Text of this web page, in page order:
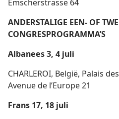
Emscherstrasse 64
ANDERSTALIGE EEN- OF
CONGRESPROGRAMMA’S
Albanees 3, 4 juli
CHARLEROI, België, Palais
Avenue de l’Europe 21
Frans 17, 18 juli